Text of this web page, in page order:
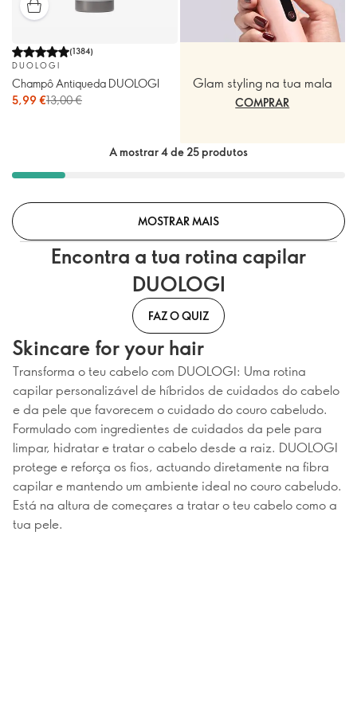
(1384)
DUOLOGI
Champô Antiqueda DUOLOGI
5,99 €13,00 €
Glam styling na tua mala
COMPRAR
A mostrar 4 de 25 produtos
MOSTRAR MAIS
Encontra a tua rotina capilar
DUOLOGI
FAZ O QUIZ
Skincare for your hair
Transforma o teu cabelo com DUOLOGI: Uma rotina
capilar personalizável de híbridos de cuidados do cabelo
e da pele que favorecem o cuidado do couro cabeludo.
Formulado com ingredientes de cuidados da pele para
limpar, hidratar e tratar o cabelo desde a raiz. DUOLOGI
protege e reforça os fios, actuando diretamente na fibra
capilar e mantendo um ambiente ideal no couro cabeludo.
Está na altura de começares a tratar o teu cabelo como a
tua pele.